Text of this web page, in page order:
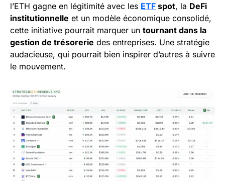
l’ETH gagne en légitimité avec les ETF spot, la DeFi
institutionnelle et un modèle économique consolidé,
cette initiative pourrait marquer un tournant dans la
gestion de trésorerie des entreprises. Une stratégie
audacieuse, qui pourrait bien inspirer d’autres à suivre
le mouvement.